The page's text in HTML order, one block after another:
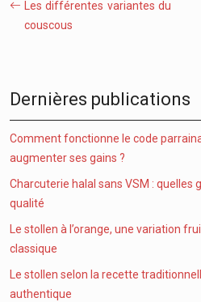
Les différentes variantes du
couscous
Dernières publications
Comment fonctionne le code
augmenter ses gains ?
Charcuterie halal sans VSM : quelles
qualité
Le stollen à l’orange, une variation
classique
Le stollen selon la recette
authentique